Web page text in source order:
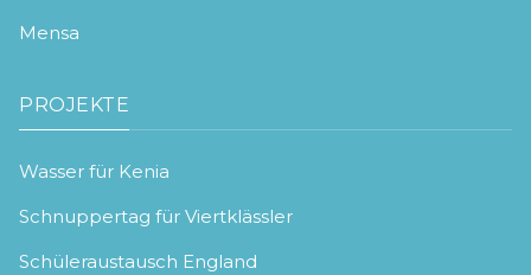
Mensa
PROJEKTE
Wasser für Kenia
Schnuppertag für Viertklässler
Schüleraustausch England